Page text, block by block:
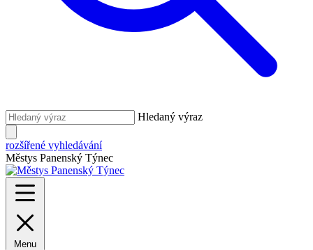
Hledaný výraz
rozšířené vyhledávání
Městys Panenský Týnec
Menu